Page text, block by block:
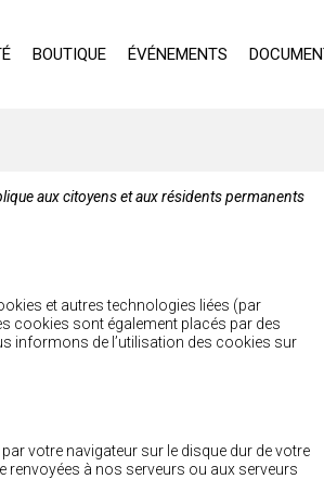
BOUTIQUE ÉVÉNEMENTS
aux citoyens et aux résidents permanents
et autres technologies liées (par
cookies sont également placés par des
informons de l’utilisation des cookies sur
votre navigateur sur le disque dur de votre
renvoyées à nos serveurs ou aux serveurs